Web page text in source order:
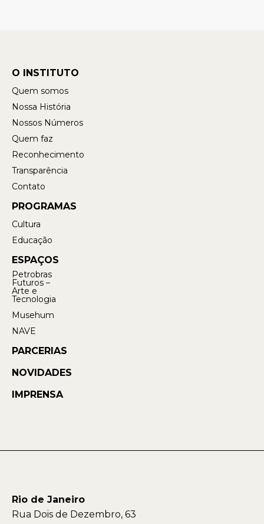
O INSTITUTO
Quem somos
Nossa História
Nossos Números
Quem faz
Reconhecimento
Transparência
Contato
PROGRAMAS
Cultura
Educação
ESPAÇOS
Petrobras
Futuros –
Arte e
Tecnologia
Musehum
NAVE
PARCERIAS
NOVIDADES
IMPRENSA
Rio de Janeiro
Rua Dois de Dezembro, 63